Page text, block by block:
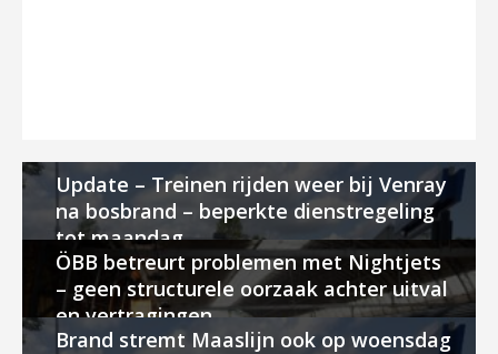
Update – Treinen rijden weer bij Venray
na bosbrand – beperkte dienstregeling
tot maandag
ÖBB betreurt problemen met Nightjets
– geen structurele oorzaak achter uitval
en vertragingen
Brand stremt Maaslijn ook op woensdag